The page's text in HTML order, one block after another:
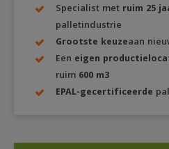
Specialist met ruim 25
palletindustrie
Grootste keuzeaan
Een eigen
ruim 600 m3
EPAL-gecertificeerde